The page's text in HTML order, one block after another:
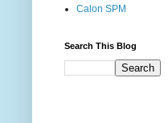
Calon SPM
Search This Blog